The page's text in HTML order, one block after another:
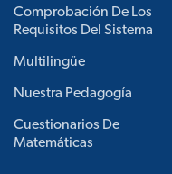
Comprobación De Los
Requisitos Del Sistema
Multilingüe
Nuestra Pedagogía
Cuestionarios De
Matemáticas